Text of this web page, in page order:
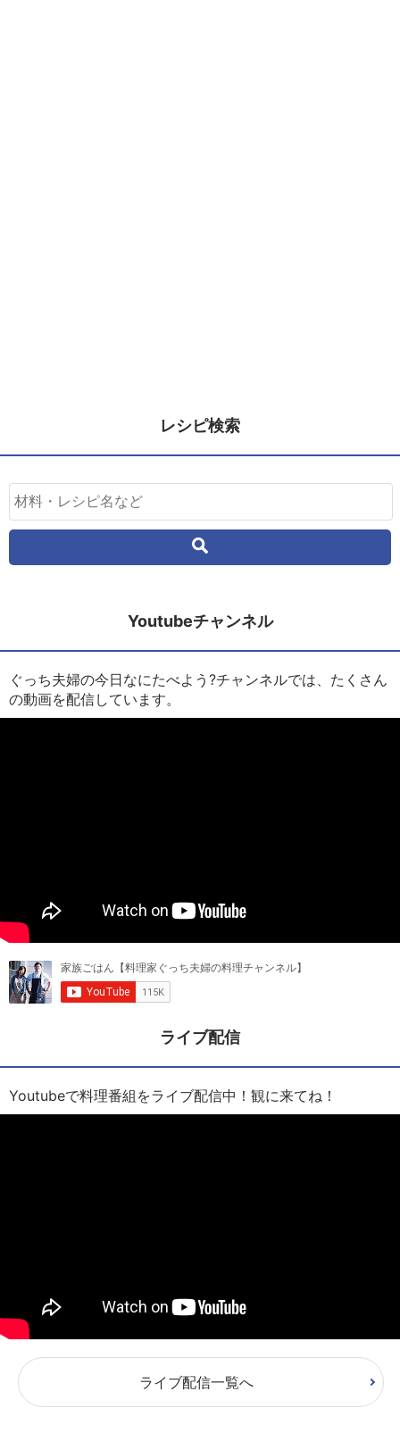
レシピ検索
Youtubeチャンネル
ぐっち夫婦の今日なにたべよう?チャンネルでは、たくさん
の動画を配信しています。
ライブ配信
Youtubeで料理番組をライブ配信中！観に来てね！
ライブ配信一覧へ